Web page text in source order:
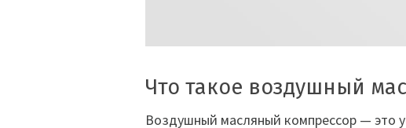
Что такое воздушный
Воздушный масляный компрессор — это